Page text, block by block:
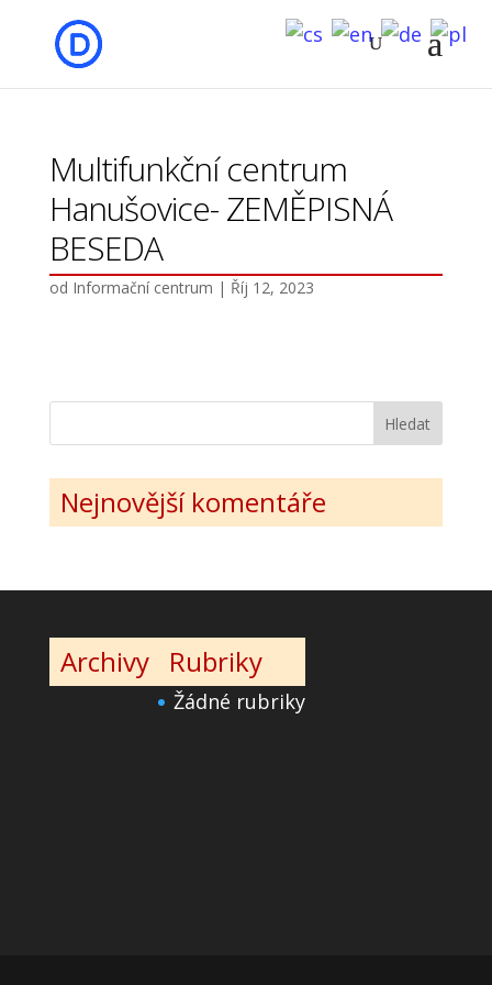
Multifunkční centrum
Hanušovice- ZEMĚPISNÁ
BESEDA
od Informační centrum | Říj 12, 2023
Nejnovější komentáře
Archivy Rubriky
Žádné rubriky